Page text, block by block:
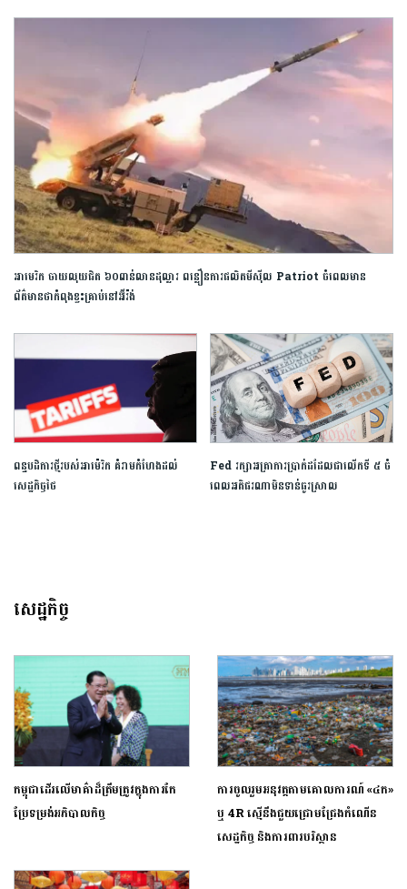
អាមេរិក​ ចាយ​លុយជិត ៦០​ពាន់​លាន​ដុល្លារ ពន្លឿនការ​ផលិត​មីស៊ីល​ ​Patriot​ ចំ​ពេលមាន​
ព័ត៌មាន​ថា​កំពុង​ខ្វះ​គ្រាប់​នៅ​អ៊ីរ៉ង់​
ពន្ធ​បដិការ​ថ្មី​របស់​អាម៉េរិក ​គំរាមកំហែង​ដល់​
សេដ្ឋកិច្ច​ថៃ​
Fed រក្សាអត្រាការប្រាក់ដដែលជាលើកទី ៥ ចំ
ពេលអតិផរណាមិនទាន់ធូរស្រាល
សេដ្ឋកិច្ច
កម្ពុជាដើរលើមាគ៌ាដ៏ត្រឹមត្រូវក្នុងការកែ
ប្រែទម្រង់អភិបាលកិច្ច
ការចូលរួមអនុវត្តតាមគោលការណ៍ «៤ក»
ឬ 4R ស្មើនឹងជួយជ្រោមជ្រែងកំណើន
សេដ្ឋកិច្ច និងការពារបរិស្ថាន